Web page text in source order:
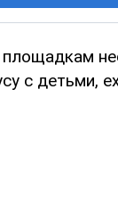
с детьми,